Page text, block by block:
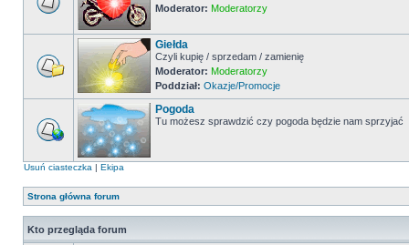
Moderator: Moderatorzy
Giełda
Czyli kupię / sprzedam / zamienię
Moderator: Moderatorzy
Poddział: Okazje/Promocje
Pogoda
Tu możesz sprawdzić czy pogoda będzie nam sprzyjać
Usuń ciasteczka | Ekipa
Strona główna forum
Kto przegląda forum